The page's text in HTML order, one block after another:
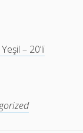
– 20’li